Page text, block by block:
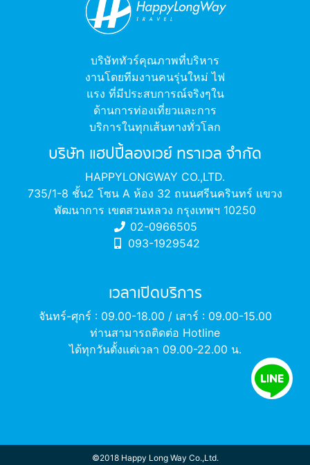
บริษัททัวร์คุณภาพที่บริหาร
งานโดยทีมงานคนรุ่นใหม่ ไฟ
แรง ที่มีประสบการณ์จริงๆใน
ด้านการท่องเที่ยวและการ
บริการในทุกเส้นทางทั่วโลก
บริษัท แฮปปี้ลองเวย์ ทราเวล จำกัด
HAPPYLONGWAY CO.,LTD.
735/1-8 ชั้น2 โซน A ห้อง 32 ถนนศรีนครินทร์ แขวง
พัฒนาการ เขตสวนหลวง กรุงเทพฯ 10250
02-0966505
093-1929542
เวลาเปิดบริการ
จันทร์-ศุกร์ : 09.00-18.00 / เสาร์ : 09.00-15.00
ท่านสามารถติดต่อ Hotline
ได้ทุกวันตั้งแต่เวลา 09.00-22.00 น.
©2018 Happy Long Way Co.,Ltd.